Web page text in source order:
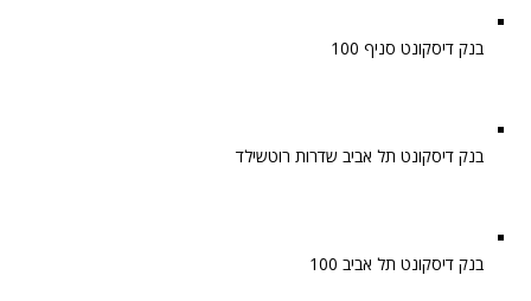
בנק דיסקונט סניף 100
בנק דיסקונט תל אביב שדרות רוטשילד
בנק דיסקונט תל אביב 100